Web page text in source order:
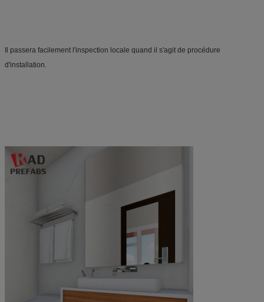
Il passera facilement l'inspection locale quand il s'agit de procédure
d'installation.